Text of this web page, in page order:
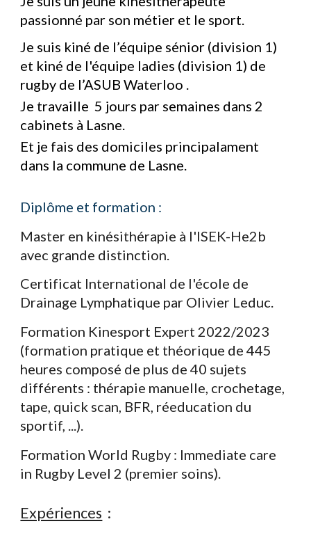
passionné par son métier et le sport.
Je suis kiné de l’équipe sénior (division 1)
et kiné de l'équipe ladies (division 1) de
rugby de l’ASUB Waterloo .
Je travaille 5 jours par semaines dans 2
cabinets à Lasne.
Et je fais des domiciles principalament
dans la commune de Lasne.
Diplôme et formation :
Master en kinésithérapie à l'ISEK-He2b
avec grande distinction.
Certificat International de l'école de
Drainage Lymphatique par Olivier Leduc.
Formation Kinesport Expert 2022/2023
(formation pratique et théorique de 445
heures composé de plus de 40 sujets
différents : thérapie manuelle, crochetage,
tape, quick scan, BFR, réeducation du
sportif, ...).
Formation World Rugby : Immediate care
in Rugby Level 2 (premier soins).
Expériences :